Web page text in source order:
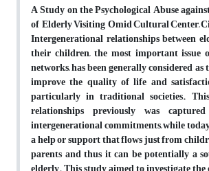
A Study on the Psychological Abuse
of Elderly Visiting Omid Cultural Center,
Intergenerational relationships between
their children, the most important issue
networks, has been generally considered
improve the quality of life and
particularly in traditional societies.
relationships previously was
intergenerational commitments, while
a help or support that flows just from
parents and thus it can be potentially a